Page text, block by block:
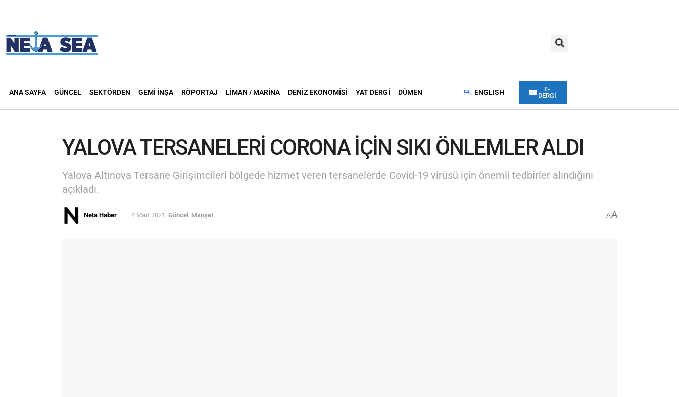
ANA SAYFA GÜNCEL SEKTÖRDEN GEMI İNŞA RÖPORTAJ LIMAN / MARINA DENIZ EKONOMISI YAT DERGI DÜMEN ENGLISH
E-
DERGİ
YALOVA TERSANELERİ CORONA İÇİN SIKI ÖNLEMLER ALDI
Yalova Altınova Tersane Girişimcileri bölgede hizmet veren tersanelerde Covid-19 virüsü için önemli tedbirler alındığını
açıkladı.
Neta Haber 4 Mart 2021 Güncel Manşet AA